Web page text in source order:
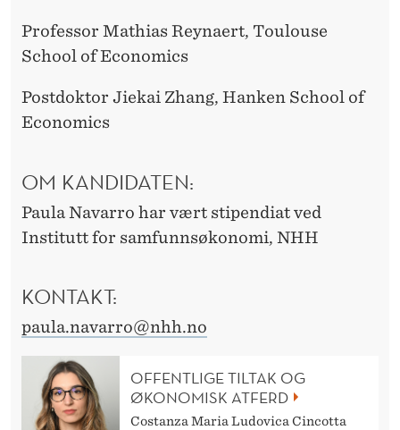
Professor Mathias Reynaert, Toulouse
School of Economics
Postdoktor Jiekai Zhang, Hanken School of
Economics
OM KANDIDATEN:
Paula Navarro har vært stipendiat ved
Institutt for samfunnsøkonomi, NHH
KONTAKT:
paula.navarro@nhh.no
OFFENTLIGE TILTAK OG
ØKONOMISK ATFERD
Costanza Maria Ludovica Cincotta